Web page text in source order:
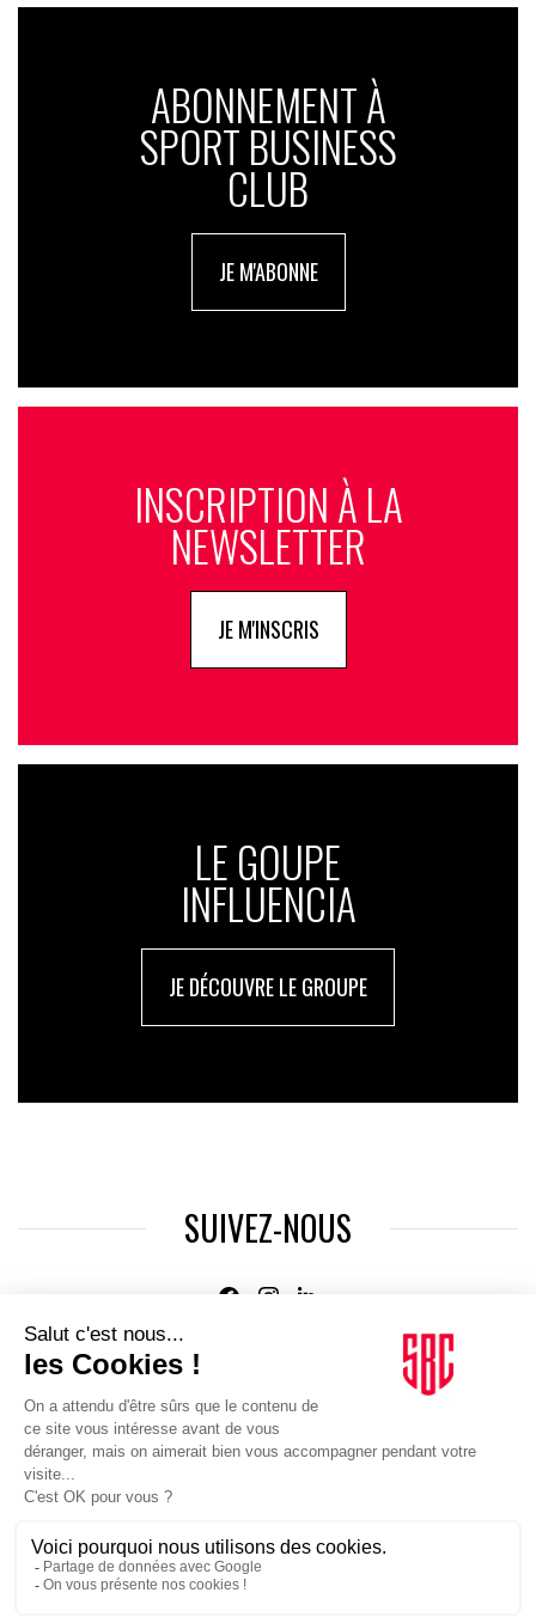
ABONNEMENT À
SPORT BUSINESS
CLUB
JE M'ABONNE
INSCRIPTION À LA
NEWSLETTER
JE M'INSCRIS
LE GOUPE
INFLUENCIA
JE DÉCOUVRE LE GROUPE
SUIVEZ-NOUS
Agence web:Novius